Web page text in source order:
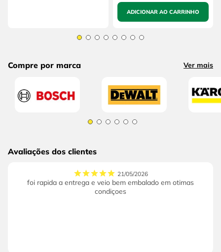
ADICIONAR AO CARRINHO
Compre por marca Ver mais
Avaliações dos clientes
21/05/2026
foi rapida a entrega e veio bem embalado em otimas
condiçoes